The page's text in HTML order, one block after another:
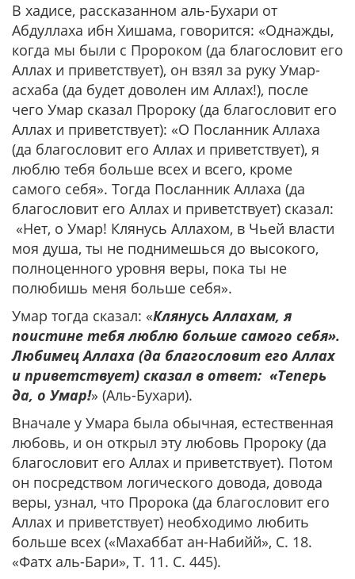
В хадисе, рассказанном аль-Бухари от
Абдуллаха ибн Хишама, говорится: «Однажды,
когда мы были с Пророком (да благословит его
Аллах и приветствует), он взял за руку Умар-
асхаба (да будет доволен им Аллах!), после
чего Умар сказал Пророку (да благословит его
Аллах и приветствует): «О Посланник Аллаха
(да благословит его Аллах и приветствует), я
люблю тебя больше всех и всего, кроме
самого себя». Тогда Посланник Аллаха (да
благословит его Аллах и приветствует) сказал:
«Нет, о Умар! Клянусь Аллахом, в Чьей власти
моя душа, ты не поднимешься до высокого,
полноценного уровня веры, пока ты не
полюбишь меня больше себя».
Умар тогда сказал: «Клянусь Аллахам, я
поистине тебя люблю больше самого себя».
Любимец Аллаха (да благословит его Аллах
и приветствует) сказал в ответ: «Теперь
да, о Умар!» (Аль-Бухари).
Вначале у Умара была обычная, естественная
любовь, и он открыл эту любовь Пророку (да
благословит его Аллах и приветствует). Потом
он посредством логического довода, довода
веры, узнал, что Пророка (да благословит его
Аллах и приветствует) необходимо любить
больше всех («Махаббат ан-Набийй», С. 18.
«Фатх аль-Бари», Т. 11. С. 445).